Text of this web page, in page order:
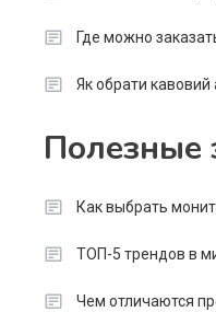
Где можно
Як обрати кавовий
Полезные
Как выбрать
ТОП-5 трендов в
Чем отличаются